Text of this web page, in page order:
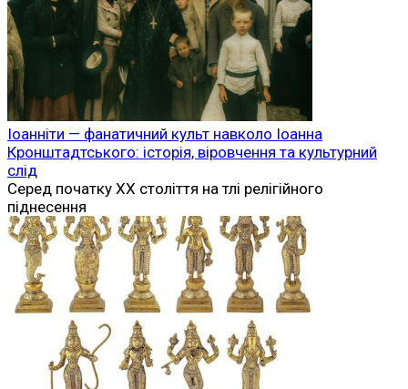
Іоанніти — фанатичний культ навколо Іоанна
Кронштадтського: історія, віровчення та культурний
слід
Серед початку XX століття на тлі релігійного
піднесення